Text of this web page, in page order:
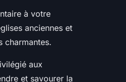
à votre
anciennes et
charmantes.
aux
et savourer la